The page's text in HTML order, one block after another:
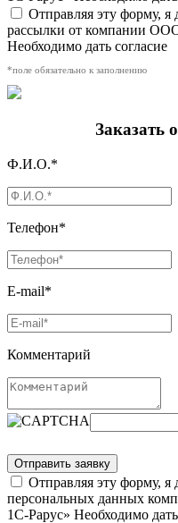
Отправляя эту форму, я
рассылки от компании
Необходимо дать согласие
*поле обязательно к заполнению
Заказать
Ф.И.О.*
Телефон*
E-mail*
Комментарий
Отправляя эту форму, я
персональных данных
1С-Рарус» Необходимо